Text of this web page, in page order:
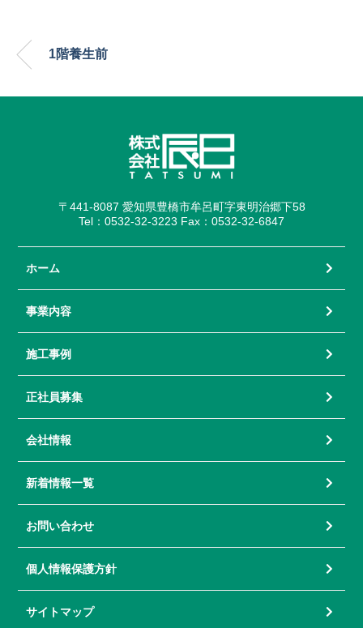
1階養生前
〒441-8087 愛知県豊橋市牟呂町字東明治郷下58
Tel：0532-32-3223 Fax：0532-32-6847
ホーム
事業内容
施工事例
正社員募集
会社情報
新着情報一覧
お問い合わせ
個人情報保護方針
サイトマップ